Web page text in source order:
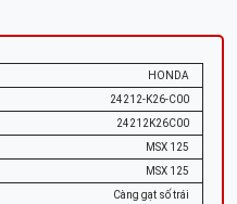
HONDA
24212-K26-C00
24212K26C00
MSX 125
MSX 125
Càng gạt số trái